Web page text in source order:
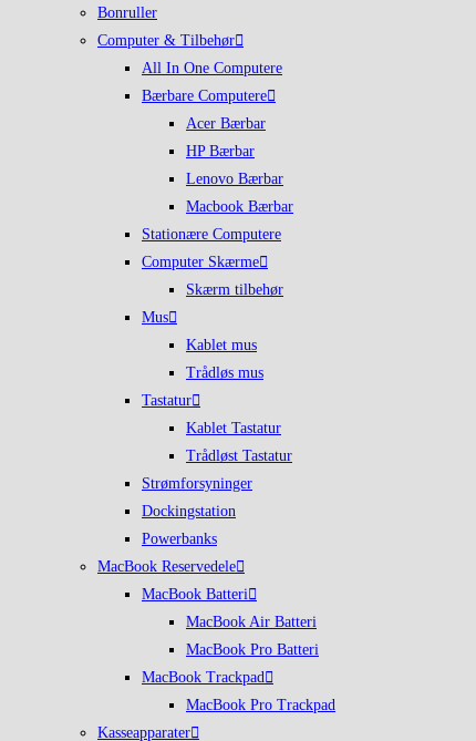
Bonruller
Computer & Tilbehør
All In One Computere
Bærbare Computere
Acer Bærbar
HP Bærbar
Lenovo Bærbar
Macbook Bærbar
Stationære Computere
Computer Skærme
Skærm tilbehør
Mus
Kablet mus
Trådløs mus
Tastatur
Kablet Tastatur
Trådløst Tastatur
Strømforsyninger
Dockingstation
Powerbanks
MacBook Reservedele
MacBook Batteri
MacBook Air Batteri
MacBook Pro Batteri
MacBook Trackpad
MacBook Pro Trackpad
Kasseapparater